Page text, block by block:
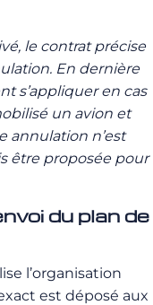
le contrat précise
En dernière
s’appliquer en cas
un avion et
annulation n’est
être proposée pour
du plan de
l’organisation
est déposé aux